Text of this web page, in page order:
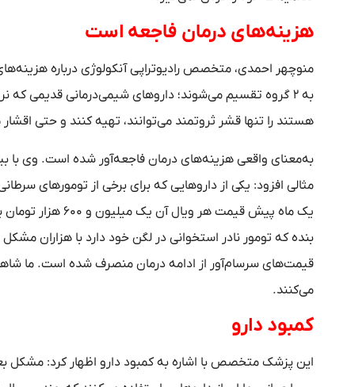
هزینههای درمان فاجعه است
منوچهر احمدی، متخصص رادیوتراپی آنکولوژی درباره
به ۲ گروه تقسیم می‌شوند؛ داروهای شیمی‌درمانی قدیمی
هستند را تنها قشر ثروتمند می‌توانند، تهیه کنند و حتی
به‌معنای واقعی هزینه‌های درمان فاجعه‌آور شده است. وی با
مثالی افزود: یکی از داروهایی که برای برخی از تومورهای
بنده که تومور نادر استخوانی در لگن خود دارد با هزاران
قیمت‌های سرسام‌آور از ادامه درمان منصرف شده است. ما
می‌کنند.
کمبود دارو
این پزشک متخصص با اشاره به کمبود دارو اظهار کرد: